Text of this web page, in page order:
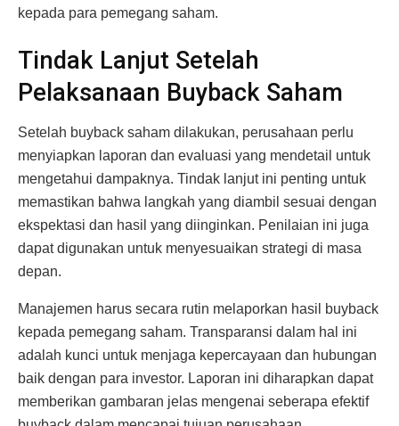
kepada para pemegang saham.
Tindak Lanjut Setelah
Pelaksanaan Buyback Saham
Setelah buyback saham dilakukan, perusahaan perlu
menyiapkan laporan dan evaluasi yang mendetail untuk
mengetahui dampaknya. Tindak lanjut ini penting untuk
memastikan bahwa langkah yang diambil sesuai dengan
ekspektasi dan hasil yang diinginkan. Penilaian ini juga
dapat digunakan untuk menyesuaikan strategi di masa
depan.
Manajemen harus secara rutin melaporkan hasil buyback
kepada pemegang saham. Transparansi dalam hal ini
adalah kunci untuk menjaga kepercayaan dan hubungan
baik dengan para investor. Laporan ini diharapkan dapat
memberikan gambaran jelas mengenai seberapa efektif